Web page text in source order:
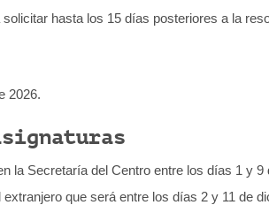
hasta los 15 días posteriores a la
2026.
la Secretaría del Centro entre los días 1 y 9
que será entre los días 2 y 11 de